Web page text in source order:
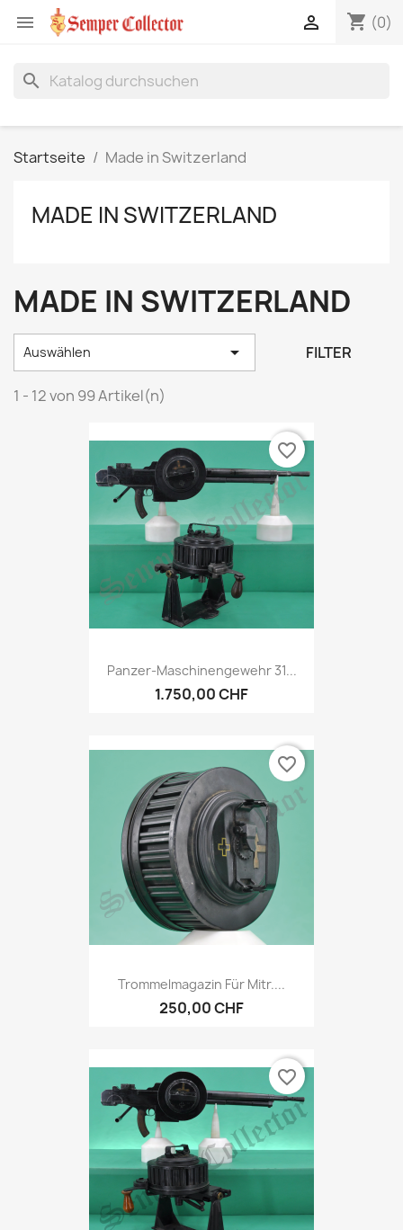
 shopping_cart (0)

search
Startseite Made in Switzerland
MADE IN SWITZERLAND
MADE IN SWITZERLAND
Auswählen  FILTER
1 - 12 von 99 Artikel(n)
Panzer-Maschinengewehr 31...
1.750,00 CHF
favorite_border
Trommelmagazin Für Mitr....
250,00 CHF
favorite_border
favorite_border